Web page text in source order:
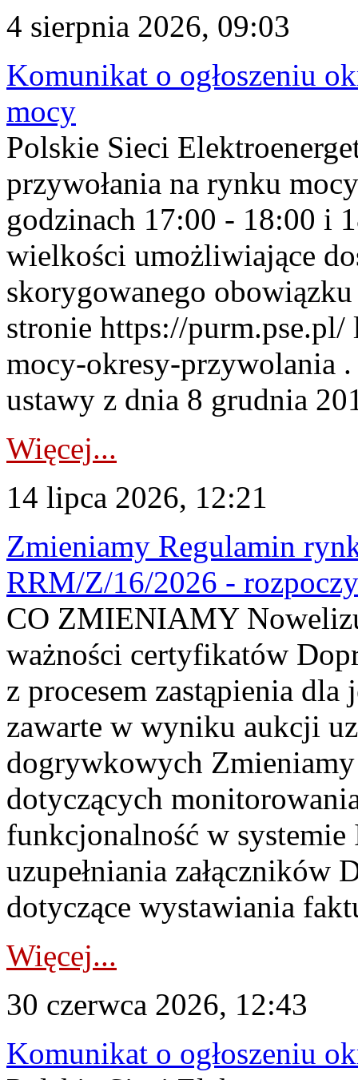
4 sierpnia 2026, 09:03
Komunikat o ogłoszeniu
mocy
Polskie Sieci
przywołania na rynku
godzinach 17:00 - 18:00 i
wielkości umożliwiające
skorygowanego
stronie https://
mocy-okresy-przywolania
ustawy z dnia 8 grudnia
Więcej...
14 lipca 2026, 12:21
Zmieniamy Regulamin
RRM/Z/16/2026 -
CO ZMIENIAMY
ważności certyfikatów
z procesem zastąpienia
zawarte w wyniku aukcji
dogrywkowych Zmieniamy
dotyczących
funkcjonalność w
uzupełniania załączników
dotyczące wystawiania
Więcej...
30 czerwca 2026, 12:43
Komunikat o ogłoszeniu